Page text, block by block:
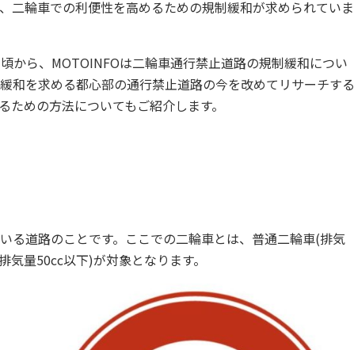
二輪車での利便性を高めるための規制緩和が求められていま
ら、MOTOINFOは二輪車通行禁止道路の規制緩和につい
和を求める都心部の通行禁止道路の今を改めてリサーチする
めの方法についてもご紹介します。
る道路のことです。ここでの二輪車とは、普通二輪車(排気
量50cc以下)が対象となります。